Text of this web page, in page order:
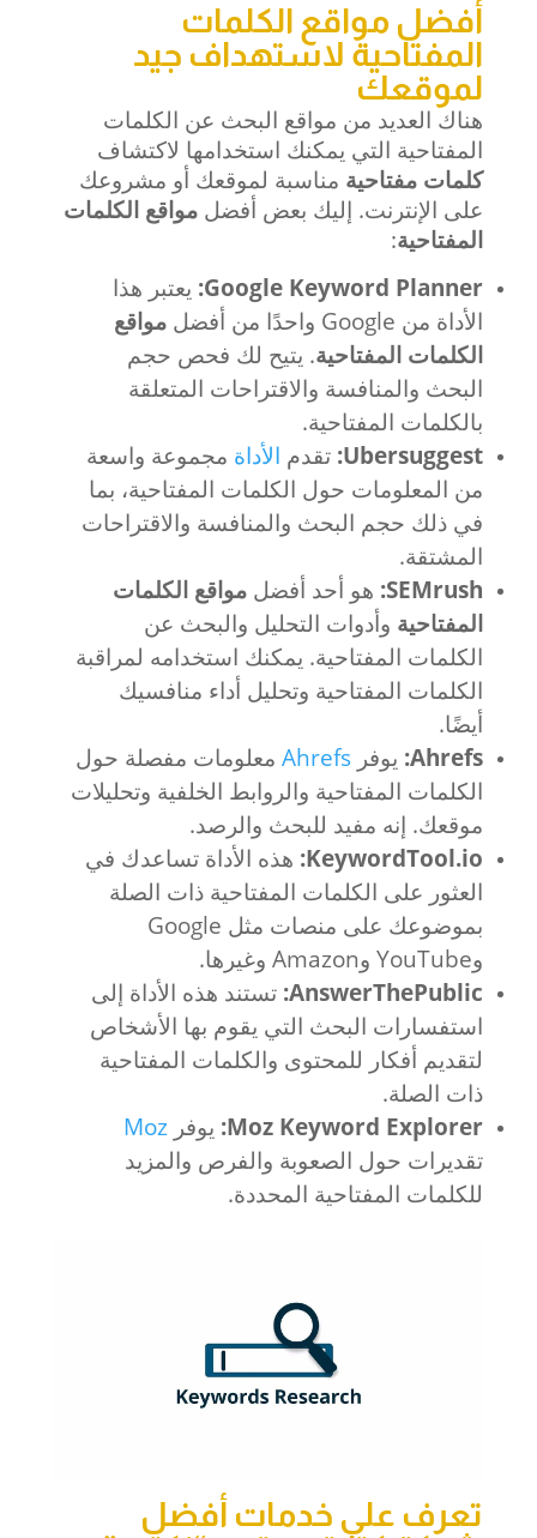
أفضل مواقع الكلمات
المفتاحية لاستهداف جيد
لموقعك
هناك العديد من مواقع البحث عن الكلمات
المفتاحية التي يمكنك استخدامها لاكتشاف
كلمات مفتاحية مناسبة لموقعك أو مشروعك
على الإنترنت. إليك بعض أفضل مواقع الكلمات
المفتاحية:
Google Keyword Planner: يعتبر هذا
الأداة من Google واحدًا من أفضل
مواقع
الكلمات المفتاحية. يتيح لك فحص حجم
البحث والمنافسة والاقتراحات المتعلقة
بالكلمات المفتاحية.
Ubersuggest: تقدم الأداة مجموعة واسعة
من المعلومات حول الكلمات المفتاحية، بما
في ذلك حجم البحث والمنافسة والاقتراحات
المشتقة.
SEMrush: هو أحد أفضل مواقع الكلمات
المفتاحية وأدوات التحليل والبحث عن
الكلمات المفتاحية. يمكنك استخدامه لمراقبة
الكلمات المفتاحية وتحليل أداء منافسيك
أيضًا.
Ahrefs: يوفر Ahrefs معلومات مفصلة حول
الكلمات المفتاحية والروابط الخلفية وتحليلات
موقعك. إنه مفيد للبحث والرصد.
KeywordTool.io: هذه الأداة تساعدك في
العثور على الكلمات المفتاحية ذات الصلة
بموضوعك على منصات مثل Google
وYouTube وAmazon وغيرها.
AnswerThePublic: تستند هذه الأداة إلى
استفسارات البحث التي يقوم بها الأشخاص
لتقديم أفكار للمحتوى والكلمات المفتاحية
ذات الصلة.
Moz Keyword Explorer: يوفر Moz
تقديرات حول الصعوبة والفرص والمزيد
للكلمات المفتاحية المحددة.
تعرف على خدمات أفضل